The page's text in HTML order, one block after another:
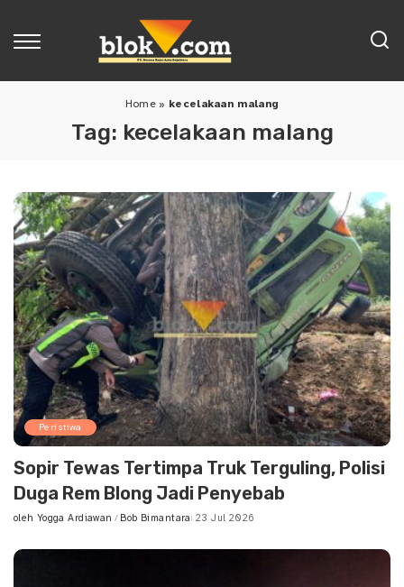
Home » kecelakaan malang
Tag: kecelakaan malang
Peristiwa
Sopir Tewas Tertimpa Truk Terguling, Polisi
Duga Rem Blong Jadi Penyebab
Posted
oleh Yogga Ardiawan Bob Bimantara 23 Jul 2026